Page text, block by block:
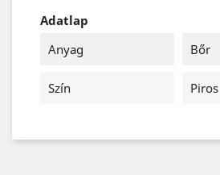
Adatlap
Anyag
Bőr
Szín Piros